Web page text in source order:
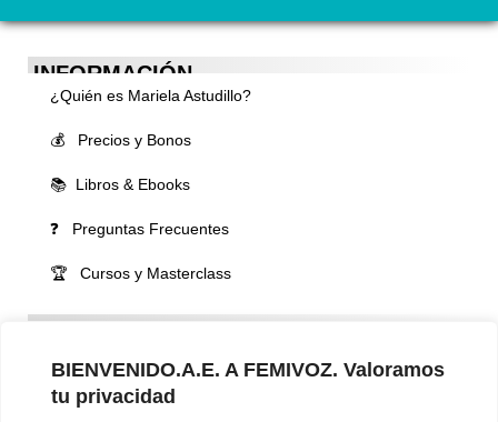
BIENVENIDO.A.E. A FEMIVOZ. Valoramos
tu privacidad
INFORMACIÓN
¿Quién es Mariela Astudillo?
💰 Precios y Bonos
📚 Libros & Ebooks
❓ Preguntas Frecuentes
🏆 Cursos y Masterclass
▪️ Masculinización de la voz